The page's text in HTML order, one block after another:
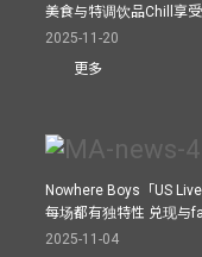
美食与特调饮品Chill享
2025-11-20
更多
Nowhere Boys「US
每场都有独特性 兑现与
2025-11-04